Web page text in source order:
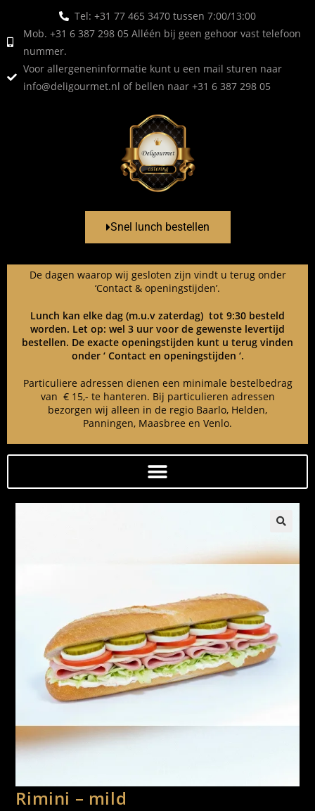
Tel: +31 77 465 3470 tussen 7:00/13:00
Mob. +31 6 387 298 05 Alléén bij geen gehoor vast telefoon
nummer.
Voor allergeneninformatie kunt u een mail sturen naar
info@deligourmet.nl of bellen naar +31 6 387 298 05
Snel lunch bestellen
De dagen waarop wij gesloten zijn vindt u terug onder
‘Contact & openingstijden’.
Lunch kan elke dag (m.u.v zaterdag) tot 9:30 besteld
worden. Let op: wel 3 uur voor de gewenste levertijd
bestellen. De exacte openingstijden kunt u terug vinden
onder ‘ Contact en openingstijden ‘.
Particuliere adressen dienen een minimale bestelbedrag
van € 15,- te hanteren. Bij particulieren adressen
bezorgen wij alleen in de regio Baarlo, Helden,
Panningen, Maasbree en Venlo.
Rimini – mild